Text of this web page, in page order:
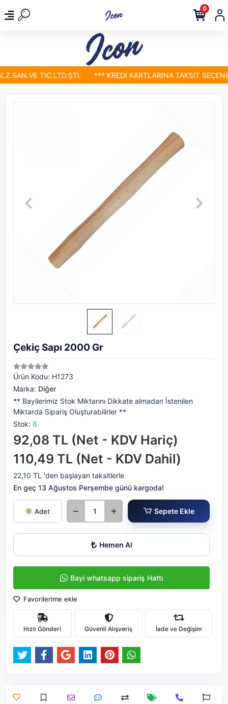
TİC.LTD.ŞTİ. *** KREDİ KARTLARINA TAKSİT
0
Çekiç Sapı 2000 Gr
Ürün Kodu: H1273
Marka: Diğer
** Bayilerimiz Stok Miktarını Dikkate almadan İstenilen
Miktarda Sipariş Oluşturabilirler **
Stok: 6
92,08 TL (Net - KDV Hariç)
110,49 TL (Net - KDV Dahil)
22,10 TL 'den başlayan taksitlerle
En geç 13 Ağustos Perşembe günü kargoda!
Adet Sepete Ekle
Hemen Al
Bayi whatsapp sipariş Hattı
Favorilerime ekle
Hızlı Gönderi Güvenli Alışveriş İade ve Değişim